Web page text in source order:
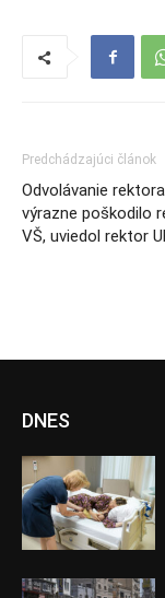
Predchádzajúci článok
Odvolávanie
výrazne poškodilo
VŠ, uviedol rektor
DNES